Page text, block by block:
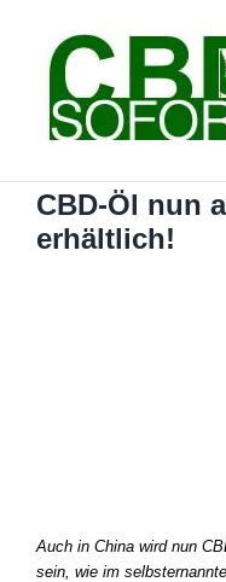
springen
CBD-Öl nun
erhältlich!
Auch in China wird nun
sein, wie im